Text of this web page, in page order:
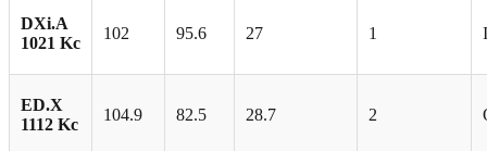
DXi.A
1021 Kc
102 95.6 27 1
ED.X
1112 Kc
104.9 82.5 28.7 2